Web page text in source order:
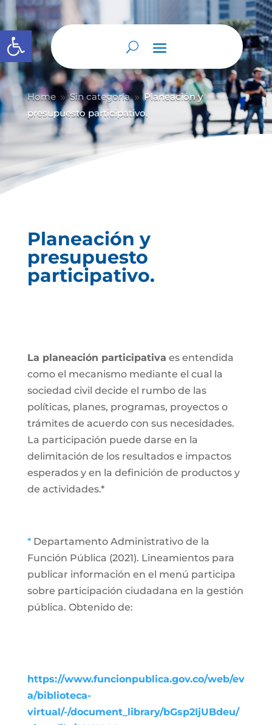
Abrir barra de herramientas
Home 9 Sin categoría 9 Planeación y
presupuesto participativo.
Planeación y
presupuesto
participativo.
La planeación participativa es entendida
como el mecanismo mediante el cual la
sociedad civil decide el rumbo de las
políticas, planes, programas, proyectos o
trámites de acuerdo con sus necesidades.
La participación puede darse en la
delimitación de los resultados e impactos
esperados y en la definición de productos y
de actividades.*
* Departamento Administrativo de la
Función Pública (2021). Lineamientos para
publicar información en el menú participa
sobre participación ciudadana en la gestión
pública. Obtenido de:
https://www.funcionpublica.gov.co/web/ev
a/biblioteca-
virtual/-/document_library/bGsp2IjUBdeu/